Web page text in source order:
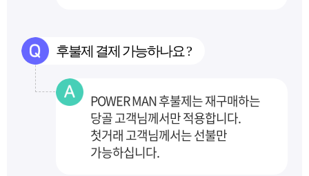
후불제 결제 가능하나요 ?
POWER MAN 후불제는 재구매하는
당골 고객님께서만 적용합니다.
첫거래 고객님께서는 선불만
가능하십니다.